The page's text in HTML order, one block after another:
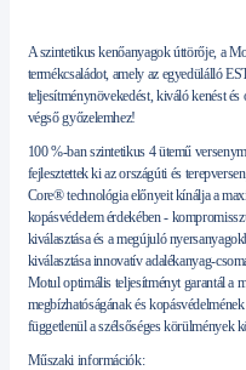
A szintetikus kenőanyagok úttörője, a
termékcsaládot, amely az egyedülálló
teljesítménynövekedést, kiváló kenést
végső győzelemhez!
100 %-ban szintetikus 4 ütemű
fejlesztettek ki az országúti és
Core® technológia előnyeit kínálja a
kopásvédelem érdekében -
kiválasztása és a megújuló
kiválasztása innovatív adalékanyag-
Motul optimális teljesítményt garantál a
megbízhatóságának és
függetlenül a szélsőséges körülmények
Műszaki információk: